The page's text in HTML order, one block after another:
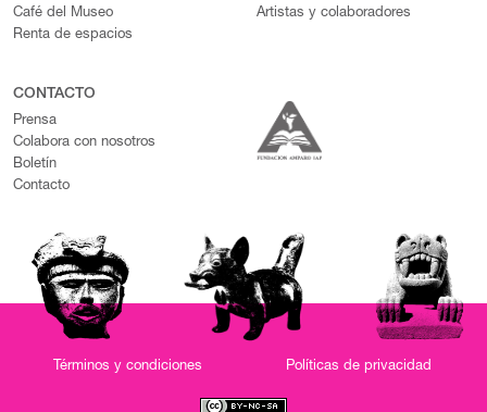
Café del Museo
Renta de espacios
Artistas y colaboradores
CONTACTO
Prensa
Colabora con nosotros
Boletín
Contacto
Términos y condiciones Políticas de privacidad